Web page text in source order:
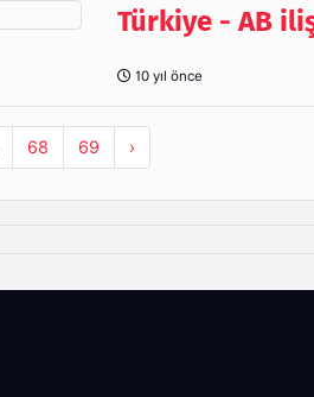
Türkiye - AB
10 yıl önce
68 69 ›